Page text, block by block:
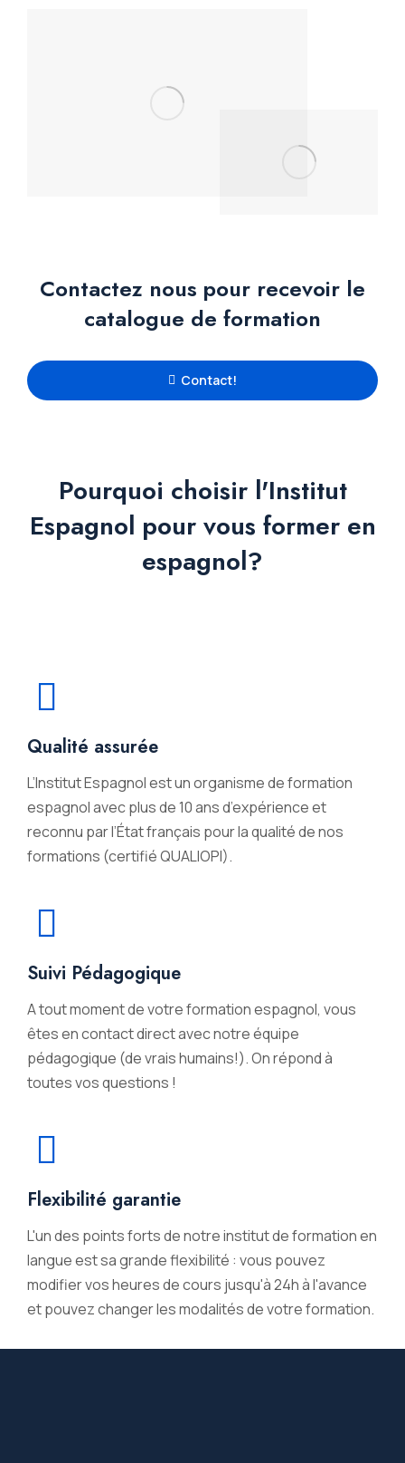
Contactez nous pour recevoir le
catalogue de formation
Contact!
Pourquoi choisir l'Institut
Espagnol pour vous former en
espagnol?
Qualité assurée
L’Institut Espagnol est un organisme de formation
espagnol avec plus de 10 ans d’expérience et
reconnu par l’État français pour la qualité de nos
formations (certifié QUALIOPI).
Suivi Pédagogique
A tout moment de votre formation espagnol, vous
êtes en contact direct avec notre équipe
pédagogique (de vrais humains!). On répond à
toutes vos questions !
Flexibilité garantie
L'un des points forts de notre institut de formation en
langue est sa grande flexibilité : vous pouvez
modifier vos heures de cours jusqu'à 24h à l'avance
et pouvez changer les modalités de votre formation.